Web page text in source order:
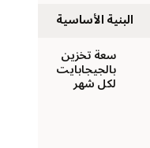
البنية الأساسية
سعة تخزين
بالجيجابايت
لكل شهر